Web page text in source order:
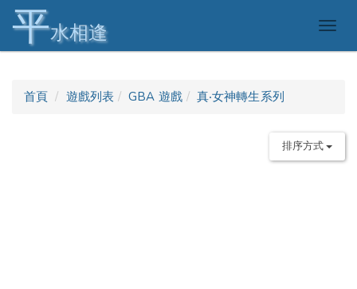
平水相逢
首頁 遊戲列表 GBA 遊戲 真‧女神轉生系列
排序方式